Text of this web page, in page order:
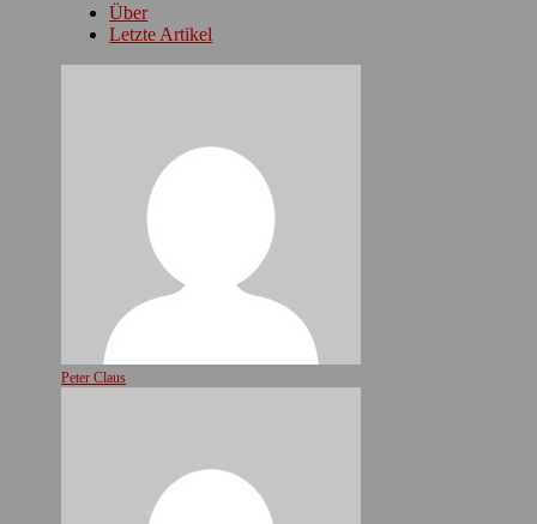
Über
Letzte Artikel
Peter Claus